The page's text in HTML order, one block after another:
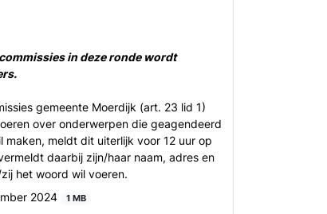
in deze ronde wordt
gemeente Moerdijk (art. 23 lid 1)
over onderwerpen die geagendeerd
meldt dit uiterlijk voor 12 uur op
daarbij zijn/haar naam, adres en
het woord wil voeren.
2024 1 MB